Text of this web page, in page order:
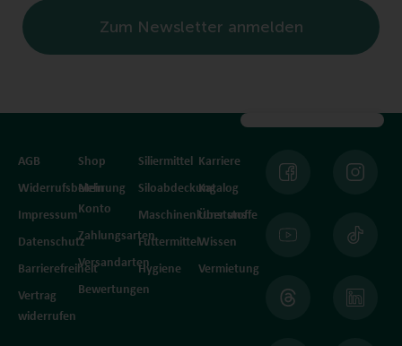
Zum Newsletter anmelden
AGB
Widerrufsbelehrung
Impressum
Datenschutz
Barrierefreiheit
Vertrag
widerrufen
Shop
Mein
Konto
Zahlungsarten
Versandarten
Bewertungen
Siliermittel
Siloabdeckung
Maschinenkunststoffe
Futtermittel
Hygiene
Karriere
Katalog
Über uns
Wissen
Vermietung